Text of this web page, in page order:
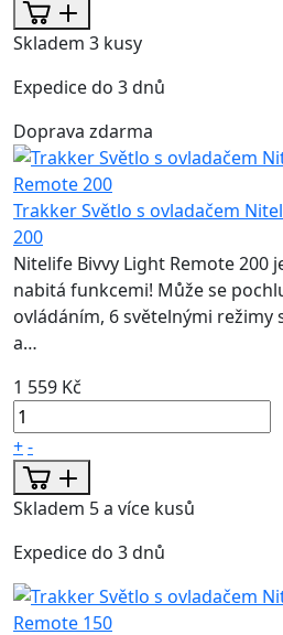
Skladem 3 kusy
Expedice do 3 dnů
Doprava zdarma
Trakker Světlo s ovladačem
200
Nitelife Bivvy Light Remote 200
nabitá funkcemi! Může se
ovládáním, 6 světelnými režimy
a…
1 559 Kč
+-
Skladem 5 a více kusů
Expedice do 3 dnů